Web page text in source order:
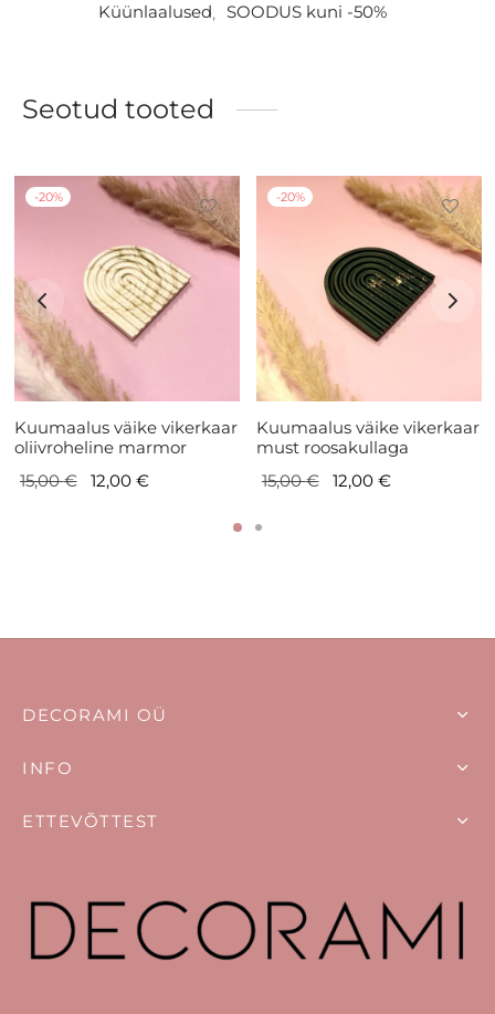
Küünlaalused, SOODUS kuni -50%
Seotud tooted
-20%
Kuumaalus väike vikerkaar
oliivroheline marmor
15,00€
Algne
12,00 €
-20%
Kuumaalus väike vikerkaar
must roosakullaga
15,00€
Algne
12,00 €
INFO
ETTEVÕTTEST
DECORAMI OÜ